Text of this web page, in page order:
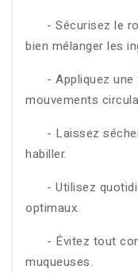
- Sécurisez le
bien mélanger les
- Appliquez une
mouvements
- Laissez sécher
habiller.
- Utilisez
optimaux.
- Évitez tout
muqueuses.